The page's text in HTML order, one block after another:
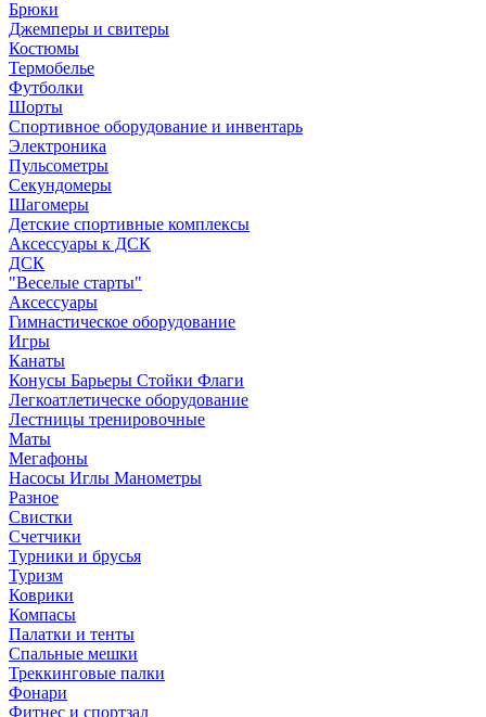
Брюки
Джемперы и свитеры
Костюмы
Термобелье
Футболки
Шорты
Спортивное оборудование и инвентарь
Электроника
Пульсометры
Секундомеры
Шагомеры
Детские спортивные комплексы
Аксессуары к ДСК
ДСК
"Веселые старты"
Аксессуары
Гимнастическое оборудование
Игры
Канаты
Конусы Барьеры Стойки Флаги
Легкоатлетическе оборудование
Лестницы тренировочные
Маты
Мегафоны
Насосы Иглы Манометры
Разное
Свистки
Счетчики
Турники и брусья
Туризм
Коврики
Компасы
Палатки и тенты
Спальные мешки
Треккинговые палки
Фонари
Фитнес и спортзал